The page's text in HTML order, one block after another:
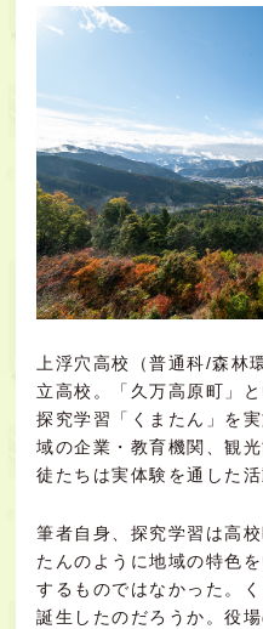
上浮穴高校（普通科/森林
立高校。「久万高原町」
探究学習「くまたん」を
域の企業・教育機関、観
徒たちは実体験を通した
筆者自身、探究学習は高
たんのように地域の特色
するものではなかった。
誕生したのだろうか。役